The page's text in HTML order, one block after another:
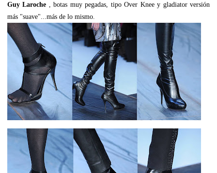
Guy Laroche , botas muy pegadas, tipo Over Knee y gladiator versión
más "suave"...más de lo mismo.